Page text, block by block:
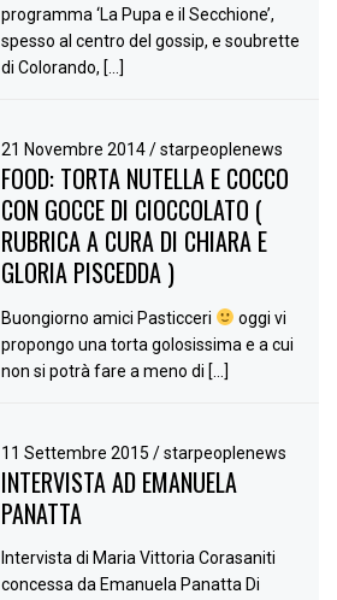
programma ‘La Pupa e il Secchione’,
spesso al centro del gossip, e soubrette
di Colorando, […]
21 Novembre 2014/ starpeoplenews
FOOD: TORTA NUTELLA E COCCO
CON GOCCE DI CIOCCOLATO (
RUBRICA A CURA DI CHIARA E
GLORIA PISCEDDA )
Buongiorno amici Pasticceri
oggi vi
propongo una torta golosissima e a cui
non si potrà fare a meno di […]
11 Settembre 2015/ starpeoplenews
INTERVISTA AD EMANUELA
PANATTA
Intervista di Maria Vittoria Corasaniti
concessa da Emanuela Panatta Di